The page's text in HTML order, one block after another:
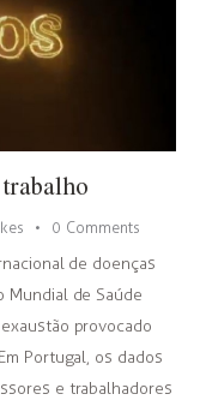
0 Comments
de doenças
Mundial de Saúde
provocado
Portugal, os dados
e trabalhadores